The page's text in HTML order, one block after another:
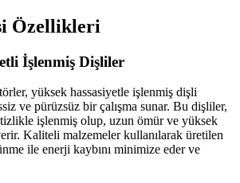
Özellikleri
İşlenmiş Dişliler
yüksek hassasiyetle işlenmiş dişli
ve pürüzsüz bir çalışma sunar. Bu dişliler,
işlenmiş olup, uzun ömür ve yüksek
Kaliteli malzemeler kullanılarak üretilen
ile enerji kaybını minimize eder ve